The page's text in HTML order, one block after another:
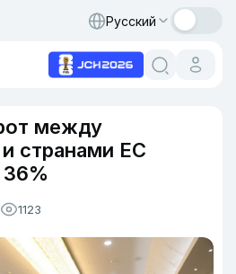
Русский
между
странами ЕС
36%
1123